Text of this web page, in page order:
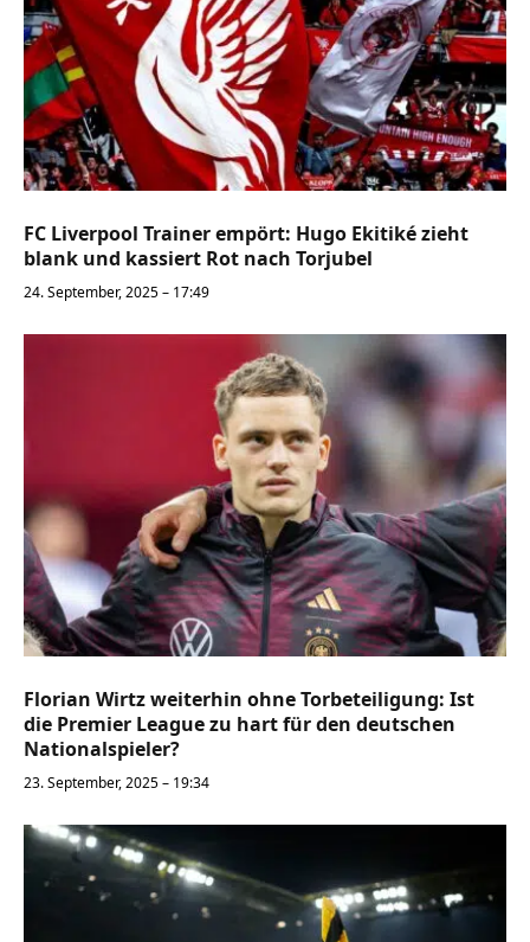
FC Liverpool Trainer empört: Hugo Ekitiké zieht
blank und kassiert Rot nach Torjubel
24. September, 2025 – 17:49
Florian Wirtz weiterhin ohne Torbeteiligung: Ist
die Premier League zu hart für den deutschen
Nationalspieler?
23. September, 2025 – 19:34